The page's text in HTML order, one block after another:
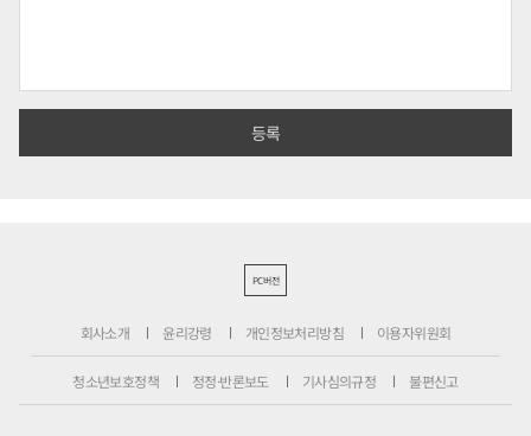
PC버전
회사소개 윤리강령 개인정보처리방침 이용자위원회
청소년보호정책 정정·반론보도 기사심의규정 불편신고